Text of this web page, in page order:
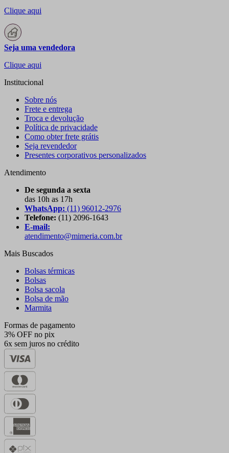
Clique aqui
Seja uma vendedora
Clique aqui
Institucional
Sobre nós
Frete e entrega
Troca e devolução
Política de privacidade
Como obter frete grátis
Seja revendedor
Presentes corporativos personalizados
Atendimento
De segunda a sexta
das 10h as 17h
WhatsApp: (11) 96012-2976
Telefone: (11) 2096-1643
E-mail:
atendimento@mimeria.com.br
Mais Buscados
Bolsas térmicas
Bolsas
Bolsa sacola
Bolsa de mão
Marmita
Formas de pagamento
3% OFF no pix
6x sem juros no crédito